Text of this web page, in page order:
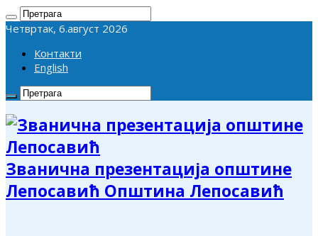
Четвртак, 6.август 2026
Контакти
English
Званична презентација општине
Лепосавић Општина Лепосавић